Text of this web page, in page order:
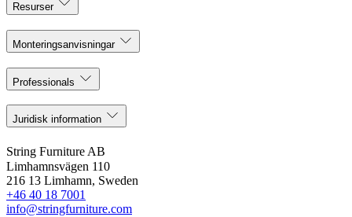
Resurser
Monteringsanvisningar
Professionals
Juridisk information
String Furniture AB
Limhamnsvägen 110
216 13 Limhamn, Sweden
+46 40 18 7001
info@stringfurniture.com